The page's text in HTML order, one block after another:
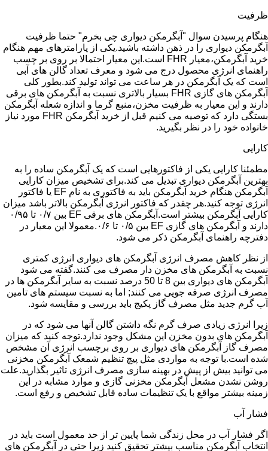
ظرفیت
هنگام پرسیدن سوال "آبگرمکن دیواری چی بخرم" حتما ظرفیت
آبگرمکن دیواری را در ذهن داشته باشید.یکی از پارامترهای مهم هنگام
خرید آبگرمکن،معیار FHR است.این معیار احتمالا بر روی بر چسب
راهنمای انرژی محصول درج می شود و معرف تعداد گالن های آبی
است که یک آبگرمکن در هر ساعت می تواند تولید کند.بطور کلی
آبگرمکن های گازی FHR بسیار بالاتری نسبت به آبگرمکن های برقی
دارند و این معیار به ظرفیت مخزن،منبع گرما و اندازه شعله آبگرمکن
بستگی دارد که توصیه می کنیم قبل از خرید آبگرمکن FHR مورد نیاز
خانواده خود را در نظر بگیرید.
کارایی
مطمئنا کارایی یکی از فاکتورهایی است که یک آبگرمکن ساده را به
بهترین آبگرمکن دیواری تبدیل می کند.برای تشخیص میزان کارایی
آبگرمکن هنگام خرید آبگرمکن باید به فاکتوری به نام EF یا فاکتور
انرژی توجه کنید.هر چقدر که فاکتور انرژی آبگرمکن بالاتر باشد میزان
کارایی آبگرمکن بیشتر است.آبگرمکن های برقی EF بین ۰/۷ تا ۰/۹۵
دارند و آبگرمکن های گازی EF بین ۰/۵ تا ۰/۶.معمولا این معیار در
دفترچه راهنمای آبگرمکن ذکر می شود.
از نظر کاهش مصرف انرژی آبگرمکن های دیواری انرژی کمتری
نسبت به آبگرمکن های مخزن دار مصرف می کنند.گفته می شود
آبگرمکن های دیواری بین 8 تا 50 درصد نسبت به سایر آبگرمکن ها در
مصرف انرژی صرفه جویی می کنند; اما به نسبت سیستم های تامین
آب گرم جدید مثل مصرف گاز پکیج باید بررسی و مقایسه شود.
زیرا انرژی زیادی صرف گرم نگه داشتن گالن آنها می شود که در
آبگرمکن های بدون مخزن این مشکل وجود ندارد.توجه کنید که میزان
مصرف گاز آبگرمکن های دیواری بر روی برچسب انرژی آن مشخص
شده است.با توجه به مواردی مثل پیچ تنظیم شمعک آبگرمکن مخزنی
می توانید بیش از پیش در بهینه سازی مصرف انرژی تاثیر بگذارید.علت
روشن نشدن مشعل آبگرمکن مخزنی گازی و موارد مشابه در این
زمینه بیشتر مواقع با یک تنظیمات ساده قابل تشخیص و رفع است.
فشار آب
اگر فشار آب در محل زندگی شما پایین تر از حد معمول است باید در
انتخاب آبگرمکن مناسب بیشتر تحقیق کنید زیرا حتی در آبگرمکن های